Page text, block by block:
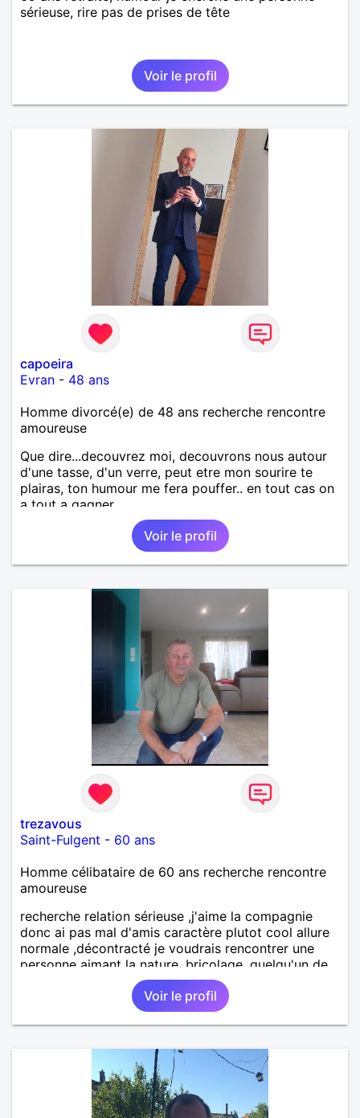
sérieuse, rire pas de prises de tête
Voir le profil
capoeira
Evran - 48 ans
Homme divorcé(e) de 48 ans recherche rencontre
amoureuse
Que dire...decouvrez moi, decouvrons nous autour
d'une tasse, d'un verre, peut etre mon sourire te
plairas, ton humour me fera pouffer.. en tout cas on
a tout a gagner.
Voir le profil
trezavous
Saint-Fulgent - 60 ans
Homme célibataire de 60 ans recherche rencontre
amoureuse
recherche relation sérieuse ,j'aime la compagnie
donc ai pas mal d'amis caractère plutot cool allure
normale ,décontracté je voudrais rencontrer une
personne aimant la nature ,bricolage ,quelqu'un de
simple et naturel à vos claviers mesdames
Voir le profil